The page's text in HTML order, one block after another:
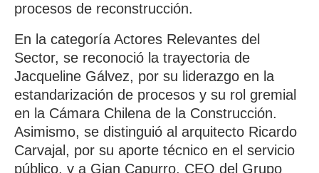
procesos de reconstrucción.
En la categoría Actores Relevantes del
Sector, se reconoció la trayectoria de
Jacqueline Gálvez, por su liderazgo en la
estandarización de procesos y su rol gremial
en la Cámara Chilena de la Construcción.
Asimismo, se distinguió al arquitecto Ricardo
Carvajal, por su aporte técnico en el servicio
público, y a Gian Capurro, CEO del Grupo